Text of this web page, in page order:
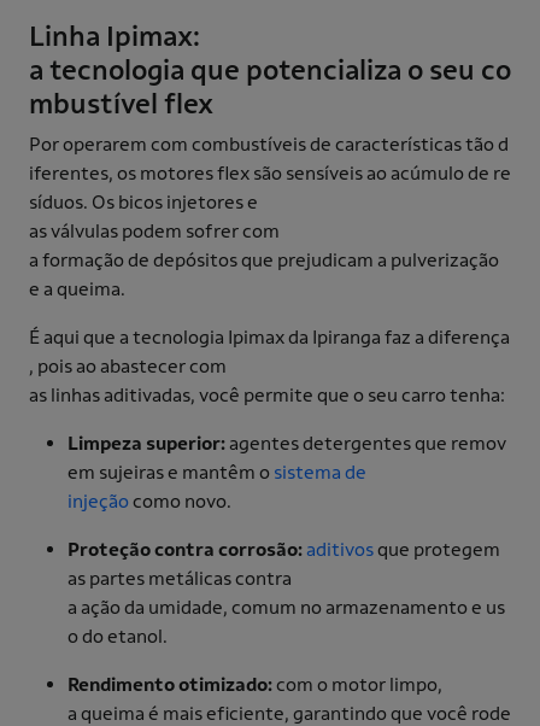
Linha Ipimax:
a tecnologia que potencializa o seu co
mbustível flex
Por operarem com combustíveis de características tão d
iferentes, os motores flex são sensíveis ao acúmulo de re
síduos. Os bicos injetores e
as válvulas podem sofrer com
a formação de depósitos que prejudicam a pulverização
e a queima.
É aqui que a tecnologia Ipimax da Ipiranga faz a diferença
, pois ao abastecer com
as linhas aditivadas, você permite que o seu carro tenha:
Limpeza superior: agentes detergentes que remov
em sujeiras e mantêm o sistema de
injeçãocomo novo.
Proteção contra corrosão: aditivosque protegem
as partes metálicas contra
a ação da umidade, comum no armazenamento e us
o do etanol.
Rendimento otimizado:com o motor limpo,
a queima é mais eficiente, garantindo que você rode